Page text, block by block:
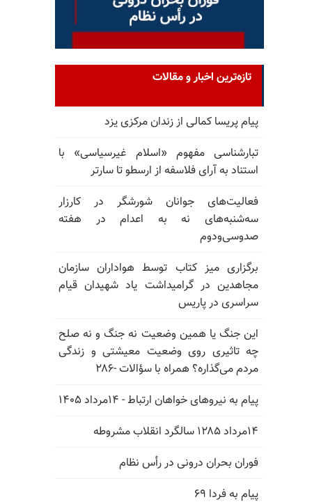
تازه‌ترین اخبار و مقالات
پیام پریسا کمالی از زندان مرکزی یزد
تبارشناسی مفهوم «اسلام غیرسیاسی» با
استناد به آرای فلاسفه از ارسطو تا سارتر
فعالیت‌های جوانان شورشگر در کارزار
سه‌شنبه‌های نه به اعدام در هفته
صدوسی‌و‌دوم
برگزاری میز کتاب توسط هواداران سازمان
مجاهدین در گرامیداشت یاد شهیدان قیام
سراسری در پاریس
این جنگ یا همین وضعیت نه جنگ و نه صلح
چه تاثیری روی وضعیت معیشتی و زندگی
مردم می‌گذاره؟ همراه با سؤالات -۲۸۶
پیام به نیروهای خواهان ارتباط - ۱۴مرداد ۱۴۰۵
۱۴مرداد ۱۲۸۵ سالگرد انقلاب مشروطه
فوران بحران درونی در رأس نظام
پیام به فردا ۶۹